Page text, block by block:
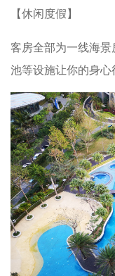
【休闲度假】
客房全部为一线海
池等设施让你的身心